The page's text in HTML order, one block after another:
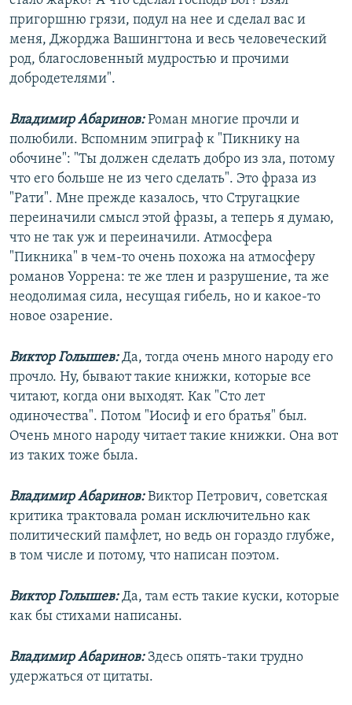
пригоршню грязи, подул на нее и сделал вас и
меня, Джорджа Вашингтона и весь человеческий
род, благословенный мудростью и прочими
добродетелями".
Владимир Абаринов:Роман многие прочли и
полюбили. Вспомним эпиграф к "Пикнику на
обочине": "Ты должен сделать добро из зла, потому
что его больше не из чего сделать". Это фраза из
"Рати". Мне прежде казалось, что Стругацкие
переиначили смысл этой фразы, а теперь я думаю,
что не так уж и переиначили. Атмосфера
"Пикника" в чем-то очень похожа на атмосферу
романов Уоррена: те же тлен и разрушение, та же
неодолимая сила, несущая гибель, но и какое-то
новое озарение.
Виктор Голышев:Да, тогда очень много народу его
прочло. Ну, бывают такие книжки, которые все
читают, когда они выходят. Как "Сто лет
одиночества". Потом "Иосиф и его братья" был.
Очень много народу читает такие книжки. Она вот
из таких тоже была.
Владимир Абаринов:Виктор Петрович, советская
критика трактовала роман исключительно как
политический памфлет, но ведь он гораздо глубже,
в том числе и потому, что написан поэтом.
Виктор Голышев:Да, там есть такие куски, которые
как бы стихами написаны.
Владимир Абаринов: Здесь опять-таки трудно
удержаться от цитаты.